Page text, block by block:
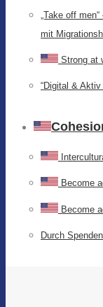
„Take off
mit
Strong at
“Digital &
Become
Become
Durch